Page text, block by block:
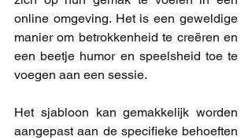
online omgeving. Het is een geweldige
manier om betrokkenheid te creëren en
een beetje humor en speelsheid toe te
voegen aan een sessie.
Het sjabloon kan gemakkelijk worden
aangepast aan de specifieke behoeften